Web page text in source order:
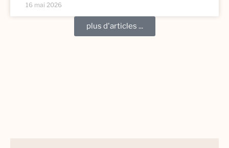
16 mai 2026
plus d'articles ...